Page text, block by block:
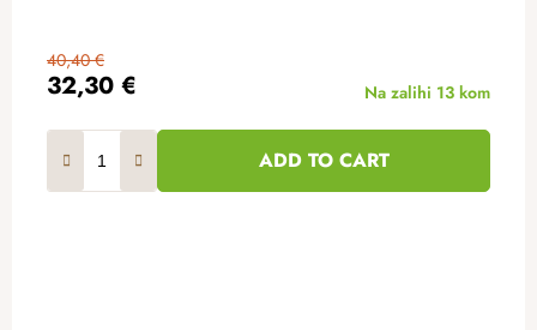
32,30 €
40,40 €
Na zalihi 13 kom
ADD TO CART